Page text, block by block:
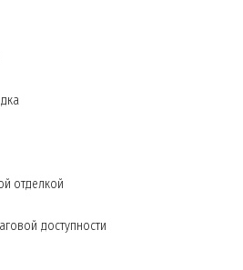
отделкой
доступности